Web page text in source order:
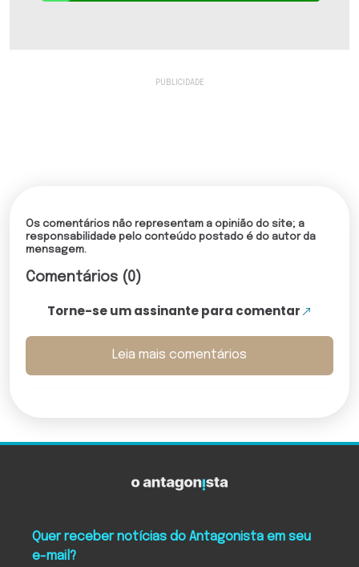
Os comentários não representam a opinião do site; a
responsabilidade pelo conteúdo postado é do autor da
mensagem.
Comentários (0)
Torne-se um assinante para comentar
Leia mais comentários
Quer receber notícias do Antagonista em seu
e-mail?